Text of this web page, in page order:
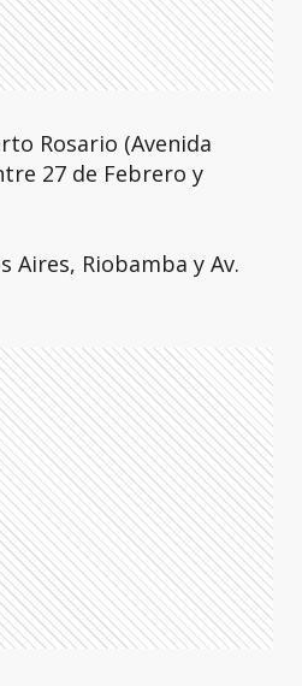
Rosario (Avenida
27 de Febrero y
Aires, Riobamba y Av.